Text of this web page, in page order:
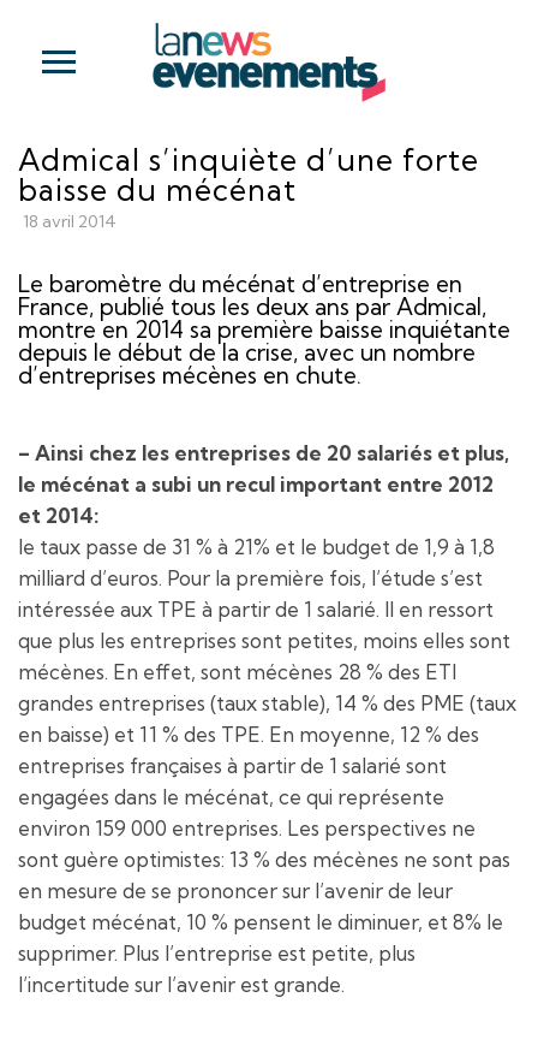
Admical s’inquiète d’une forte
baisse du mécénat
18 avril 2014
Le baromètre du mécénat d’entreprise en
France, publié tous les deux ans par Admical,
montre en 2014 sa première baisse inquiétante
depuis le début de la crise, avec un nombre
d’entreprises mécènes en chute.
– Ainsi chez les entreprises de 20 salariés et plus,
le mécénat a subi un recul important entre 2012
et 2014:
le taux passe de 31 % à 21% et le budget de 1,9 à 1,8
milliard d’euros. Pour la première fois, l’étude s’est
intéressée aux TPE à partir de 1 salarié. Il en ressort
que plus les entreprises sont petites, moins elles sont
mécènes. En effet, sont mécènes 28 % des ETI
grandes entreprises (taux stable), 14 % des PME (taux
en baisse) et 11 % des TPE. En moyenne, 12 % des
entreprises françaises à partir de 1 salarié sont
engagées dans le mécénat, ce qui représente
environ 159 000 entreprises. Les perspectives ne
sont guère optimistes: 13 % des mécènes ne sont pas
en mesure de se prononcer sur l’avenir de leur
budget mécénat, 10 % pensent le diminuer, et 8% le
supprimer. Plus l’entreprise est petite, plus
l’incertitude sur l’avenir est grande.